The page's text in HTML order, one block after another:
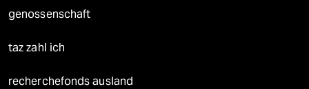
genossenschaft
taz zahl ich
recherchefonds ausland